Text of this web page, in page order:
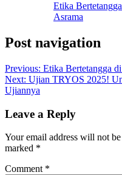
Etika
Asrama
Post navigation
Previous: Etika Bertetangga
Next: Ujian TRYOS 2025!
Ujiannya
Leave a Reply
Your email address will not
marked *
Comment *